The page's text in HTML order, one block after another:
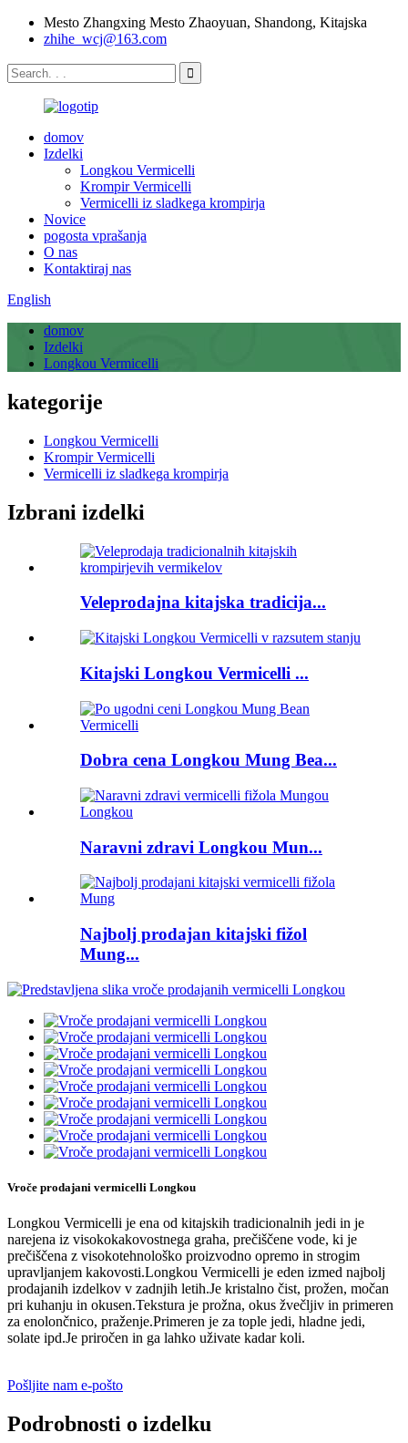
Mesto Zhangxing Mesto Zhaoyuan, Shandong, Kitajska
zhihe_wcj@163.com
domov
Izdelki
Longkou Vermicelli
Krompir Vermicelli
Vermicelli iz sladkega krompirja
Novice
pogosta vprašanja
O nas
Kontaktiraj nas
English
domov
Izdelki
Longkou Vermicelli
kategorije
Longkou Vermicelli
Krompir Vermicelli
Vermicelli iz sladkega krompirja
Izbrani izdelki
Veleprodajna kitajska tradicija...
Kitajski Longkou Vermicelli ...
Dobra cena Longkou Mung Bea...
Naravni zdravi Longkou Mun...
Najbolj prodajan kitajski fižol
Mung...
Vroče prodajani vermicelli Longkou
Longkou Vermicelli je ena od kitajskih tradicionalnih jedi in je
narejena iz visokokakovostnega graha, prečiščene vode, ki je
prečiščena z visokotehnološko proizvodno opremo in strogim
upravljanjem kakovosti.Longkou Vermicelli je eden izmed najbolj
prodajanih izdelkov v zadnjih letih.Je kristalno čist, prožen, močan
pri kuhanju in okusen.Tekstura je prožna, okus žvečljiv in primeren
za enolončnico, praženje.Primeren je za tople jedi, hladne jedi,
solate ipd.Je priročen in ga lahko uživate kadar koli.
Pošljite nam e-pošto
Podrobnosti o izdelku